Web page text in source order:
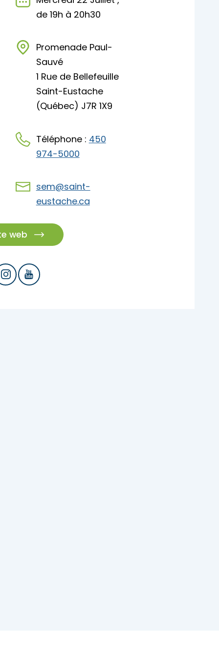
de 19h à 20h30
Promenade Paul-
Sauvé
1 Rue de Bellefeuille
Saint-Eustache
(Québec) J7R 1X9
Téléphone : 450
974-5000
sem@saint-
eustache.ca
web